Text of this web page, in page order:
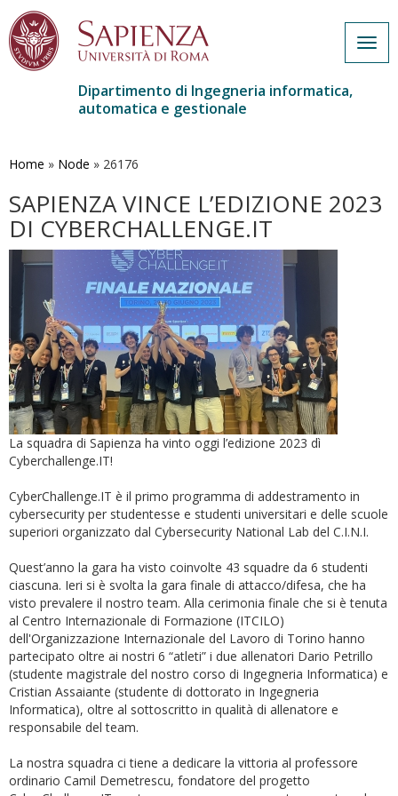
contenuto
Dipartimento di Ingegneria informatica,
automatica e gestionale
Home » Node » 26176
SAPIENZA VINCE L’EDIZIONE 2023
DI CYBERCHALLENGE.IT
La squadra di Sapienza ha vinto oggi l’edizione 2023 dì
Cyberchallenge.IT!
CyberChallenge.IT è il primo programma di addestramento in
cybersecurity per studentesse e studenti universitari e delle scuole
superiori organizzato dal Cybersecurity National Lab del C.I.N.I.
Quest’anno la gara ha visto coinvolte 43 squadre da 6 studenti
ciascuna. Ieri si è svolta la gara finale di attacco/difesa, che ha
visto prevalere il nostro team. Alla cerimonia finale che si è tenuta
al Centro Internazionale di Formazione (ITCILO)
dell'Organizzazione Internazionale del Lavoro di Torino hanno
partecipato oltre ai nostri 6 “atleti” i due allenatori Dario Petrillo
(studente magistrale del nostro corso di Ingegneria Informatica) e
Cristian Assaiante (studente di dottorato in Ingegneria
Informatica), oltre al sottoscritto in qualità di allenatore e
responsabile del team.
La nostra squadra ci tiene a dedicare la vittoria al professore
ordinario Camil Demetrescu, fondatore del progetto